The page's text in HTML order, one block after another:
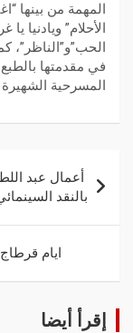
المهمة من بينها
الأحلام” ويادنيا
الحب”و”الناظر”،
في مقدمتها بالطبع
المسرحية
أعمال عبد
بالنقد
ايام
إقرأ أيضا